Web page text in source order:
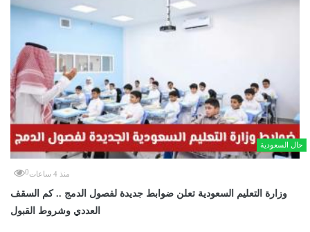
حال السعودية
منذ 4 ساعات 0
وزارة التعليم السعودية تعلن ضوابط جديدة لفصول الدمج .. كم السقف
العددي وشروط القبول